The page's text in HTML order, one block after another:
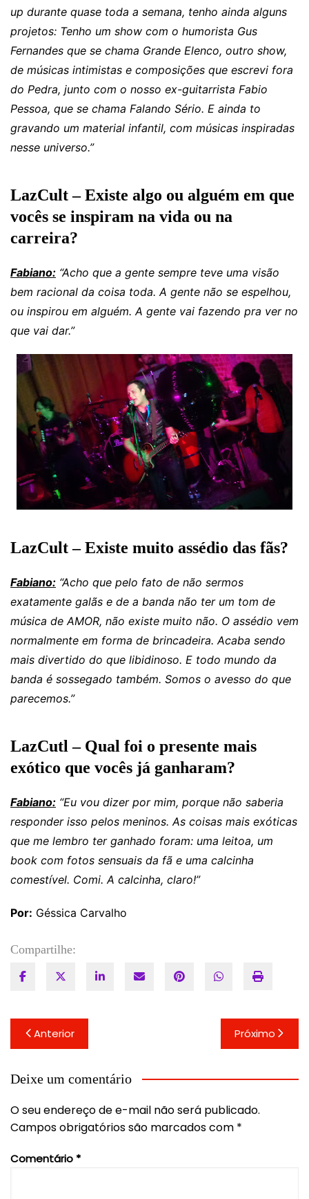
up durante quase toda a semana, tenho ainda alguns
projetos: Tenho um show com o humorista Gus
Fernandes que se chama Grande Elenco, outro show,
de músicas intimistas e composições que escrevi fora
do Pedra, junto com o nosso ex-guitarrista Fabio
Pessoa, que se chama Falando Sério. E ainda to
gravando um material infantil, com músicas inspiradas
nesse universo.”
LazCult – Existe algo ou alguém em que
vocês se inspiram na vida ou na
carreira?
Fabiano: “Acho que a gente sempre teve uma visão
bem racional da coisa toda. A gente não se espelhou,
ou inspirou em alguém. A gente vai fazendo pra ver no
que vai dar.”
LazCult – Existe muito assédio das fãs?
Fabiano: “Acho que pelo fato de não sermos
exatamente galãs e de a banda não ter um tom de
música de AMOR, não existe muito não. O assédio vem
normalmente em forma de brincadeira. Acaba sendo
mais divertido do que libidinoso. E todo mundo da
banda é sossegado também. Somos o avesso do que
parecemos.”
LazCutl – Qual foi o presente mais
exótico que vocês já ganharam?
Fabiano: “Eu vou dizer por mim, porque não saberia
responder isso pelos meninos. As coisas mais exóticas
que me lembro ter ganhado foram: uma leitoa, um
book com fotos sensuais da fã e uma calcinha
comestível. Comi. A calcinha, claro!”
Por: Géssica Carvalho
Compartilhe:
Navegação
de
Post
Anterior Próximo
Deixe um comentário
O seu endereço de e-mail não será publicado.
Campos obrigatórios são marcados com *
Comentário *